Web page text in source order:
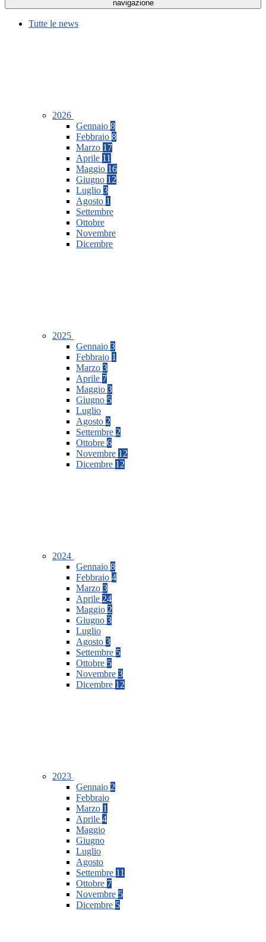
navigazione
Tutte le news
2026
Gennaio 8
Febbraio 8
Marzo 17
Aprile 11
Maggio 16
Giugno 12
Luglio 3
Agosto 1
Settembre
Ottobre
Novembre
Dicembre
2025
Gennaio 3
Febbraio 1
Marzo 3
Aprile 7
Maggio 3
Giugno 5
Luglio
Agosto 2
Settembre 2
Ottobre 6
Novembre 12
Dicembre 12
2024
Gennaio 8
Febbraio 4
Marzo 3
Aprile 24
Maggio 2
Giugno 3
Luglio
Agosto 3
Settembre 5
Ottobre 5
Novembre 3
Dicembre 12
2023
Gennaio 2
Febbraio
Marzo 1
Aprile 4
Maggio
Giugno
Luglio
Agosto
Settembre 11
Ottobre 7
Novembre 5
Dicembre 5